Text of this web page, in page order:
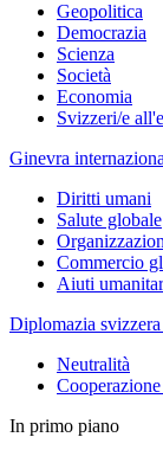
Geopolitica
Democrazia
Scienza
Società
Economia
Svizzeri/e
Ginevra
Diritti umani
Salute globale
Commercio
Aiuti
Diplomazia svizzera
Neutralità
In primo piano